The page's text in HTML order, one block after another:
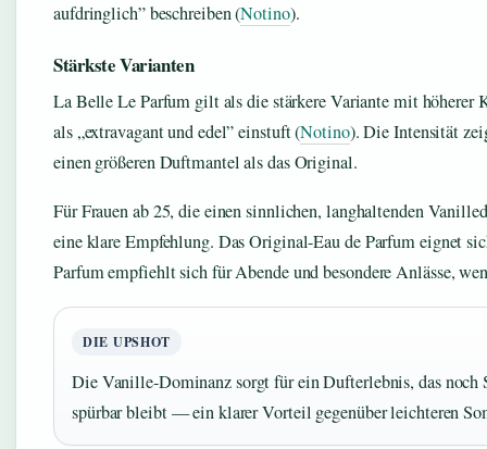
aufdringlich” beschreiben (Notino).
Stärkste Varianten
La Belle Le Parfum gilt als die stärkere Variante mit
als „extravagant und edel” einstuft (Notino). Die Intensität
einen größeren Duftmantel als das Original.
Für Frauen ab 25, die einen sinnlichen, langhaltenden
eine klare Empfehlung. Das Original-Eau de Parfum eignet
Parfum empfiehlt sich für Abende und besondere Anlässe,
DIE UPSHOT
Die Vanille-Dominanz sorgt für ein Dufterlebnis, das noch
spürbar bleibt — ein klarer Vorteil gegenüber leichteren